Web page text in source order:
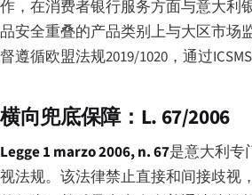
作，在消费者银行服务方面与意大利
品安全重叠的产品类别上与大区市场
督遵循欧盟法规2019/1020，通过ICSMS
横向兜底保障：L. 67/2006
Legge 1 marzo 2006, n. 67是意大利专
视法规。该法律禁止直接和间接歧视